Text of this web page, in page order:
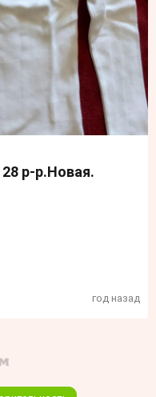
р-р.Новая.
год назад